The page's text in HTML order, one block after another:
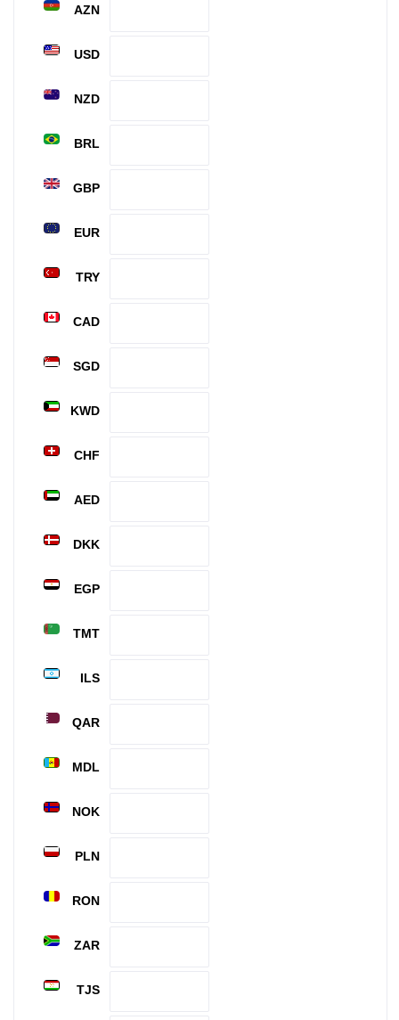
AZN
USD
NZD
BRL
GBP
EUR
TRY
CAD
SGD
KWD
CHF
AED
DKK
EGP
TMT
ILS
QAR
MDL
NOK
PLN
RON
ZAR
TJS